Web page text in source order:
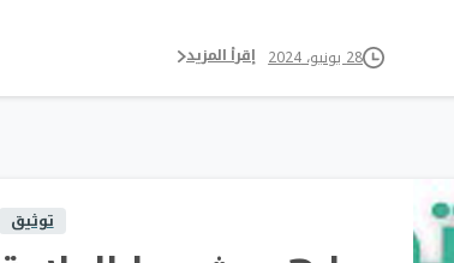
28 يونيو، 2024 إقرأ المزيد
توثيق